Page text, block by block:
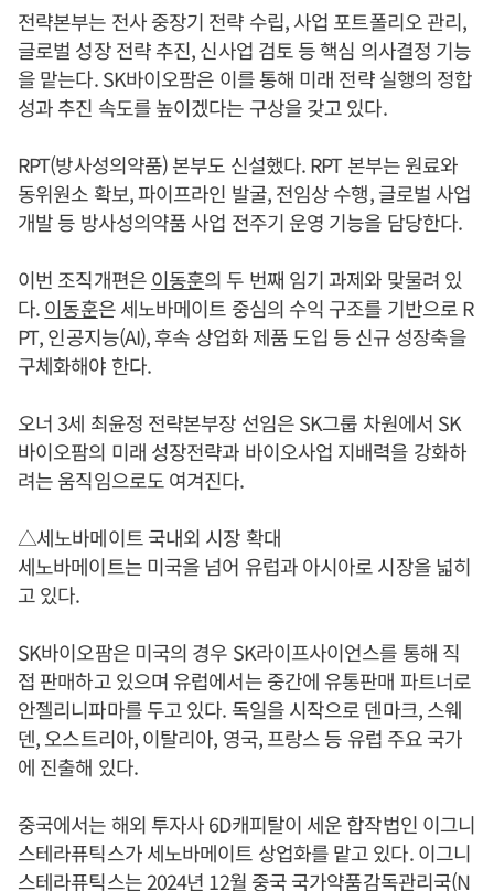
전략본부는 전사 중장기 전략 수립, 사업 포트폴리오 관리,
글로벌 성장 전략 추진, 신사업 검토 등 핵심 의사결정 기능
을 맡는다. SK바이오팜은 이를 통해 미래 전략 실행의 정합
성과 추진 속도를 높이겠다는 구상을 갖고 있다.
RPT(방사성의약품) 본부도 신설했다. RPT 본부는 원료와
동위원소 확보, 파이프라인 발굴, 전임상 수행, 글로벌 사업
개발 등 방사성의약품 사업 전주기 운영 기능을 담당한다.
이번 조직개편은이동훈의 두 번째 임기 과제와 맞물려 있
다.이동훈은 세노바메이트 중심의 수익 구조를 기반으로 R
PT, 인공지능(AI), 후속 상업화 제품 도입 등 신규 성장축을
구체화해야 한다.
오너 3세 최윤정 전략본부장 선임은 SK그룹 차원에서 SK
바이오팜의 미래 성장전략과 바이오사업 지배력을 강화하
려는 움직임으로도 여겨진다.
△세노바메이트 국내외 시장 확대
세노바메이트는 미국을 넘어 유럽과 아시아로 시장을 넓히
고 있다.
SK바이오팜은 미국의 경우 SK라이프사이언스를 통해 직
접 판매하고 있으며 유럽에서는 중간에 유통판매 파트너로
안젤리니파마를 두고 있다. 독일을 시작으로 덴마크, 스웨
덴, 오스트리아, 이탈리아, 영국, 프랑스 등 유럽 주요 국가
에 진출해 있다.
중국에서는 해외 투자사 6D캐피탈이 세운 합작법인 이그니
스테라퓨틱스가 세노바메이트 상업화를 맡고 있다. 이그니
스테라퓨틱스는 2024년 12월 중국 국가약품감독관리국(N